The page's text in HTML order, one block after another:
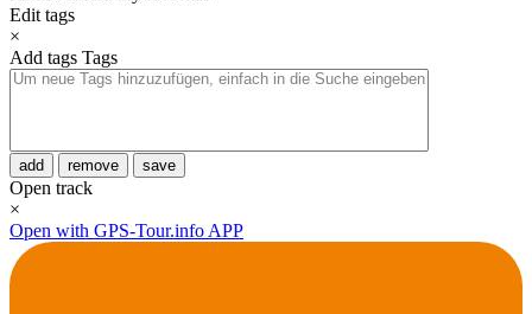
Edit tags
×
Add tags Tags
add remove save
Open track
×
Open with GPS-Tour.info APP